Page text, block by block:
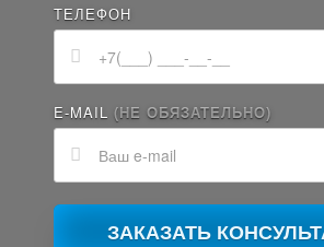
ТЕЛЕФОН
E-MAIL (НЕ ОБЯЗАТЕЛЬНО)
ЗАКАЗАТЬ